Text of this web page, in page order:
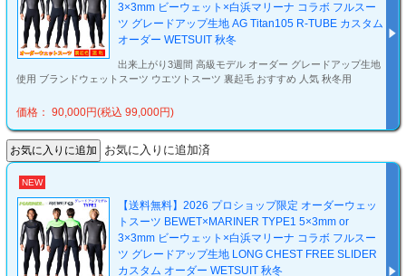
3×3mm ビーウェット×白浜マリーナ コラボ フルスー
ツ グレードアップ生地 AG Titan105 R-TUBE カスタム
オーダー WETSUIT 秋冬
出来上がり3週間 高級モデル オーダー グレードアップ生地
使用 ブランドウェットスーツ ウエツトスーツ 裏起毛 おすすめ 人気 秋冬用
価格： 90,000円(税込 99,000円)
お気に入りに追加済
NEW
【送料無料】2026 プロショップ限定 オーダーウェッ
トスーツ BEWET×MARINER TYPE1 5×3mm or
3×3mm ビーウェット×白浜マリーナ コラボ フルスー
ツ グレードアップ生地 LONG CHEST FREE SLIDER
カスタム オーダー WETSUIT 秋冬